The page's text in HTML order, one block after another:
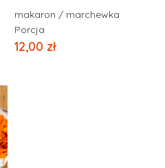
makaron / marchewka
Porcja
12,00 zł